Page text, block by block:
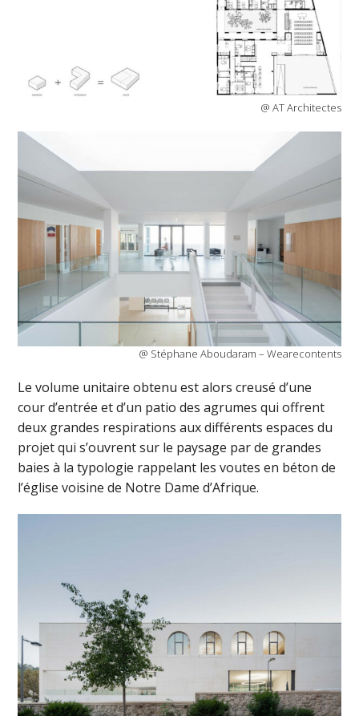
@ AT Architectes
@ Stéphane Aboudaram – Wearecontents
Le volume unitaire obtenu est alors creusé d’une
cour d’entrée et d’un patio des agrumes qui offrent
deux grandes respirations aux différents espaces du
projet qui s’ouvrent sur le paysage par de grandes
baies à la typologie rappelant les voutes en béton de
l’église voisine de Notre Dame d’Afrique.